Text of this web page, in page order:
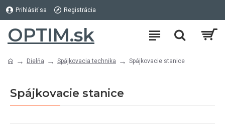
Prihlásiť sa Registrácia
OPTIM.sk
Dielňa Spájkovacia technika Spájkovacie stanice
Spájkovacie stanice